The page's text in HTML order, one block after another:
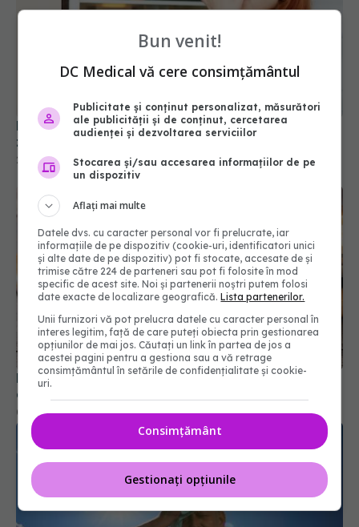
Pune o cutie cu bicarbonat în frigider și las-o 3
29 dec 2025, 09:20
De ce să prăjești cartofii de 2 ori. Restaurantele
adoră acest truc
03 feb 2026, 17:20
Bun venit!
DC Medical vă cere consimțământul
Publicitate și conținut personalizat, măsurători
ale publicității și de conținut, cercetarea
audienței și dezvoltarea serviciilor
Stocarea și/sau accesarea informațiilor de pe
un dispozitiv
Aflați mai multe
Datele dvs. cu caracter personal vor fi prelucrate, iar
informațiile de pe dispozitiv (cookie-uri, identificatori unici
și alte date de pe dispozitiv) pot fi stocate, accesate de și
trimise către 224 de parteneri sau pot fi folosite în mod
specific de acest site. Noi și partenerii noștri putem folosi
date exacte de localizare geografică.Lista partenerilor.
Unii furnizori vă pot prelucra datele cu caracter personal în
interes legitim, față de care puteți obiecta prin gestionarea
opțiunilor de mai jos. Căutați un link în partea de jos a
acestei pagini pentru a gestiona sau a vă retrage
consimțământul în setările de confidențialitate și cookie-
uri.
Consimțământ
Gestionați opțiunile